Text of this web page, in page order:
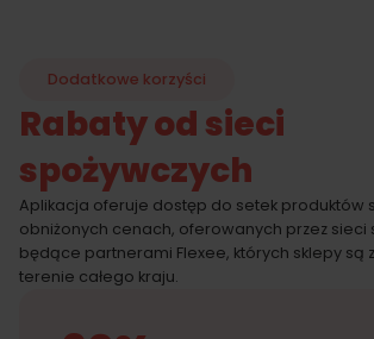
Dodatkowe korzyści
Rabaty od sieci
spożywczych
Aplikacja oferuje dostęp do setek produktów
obniżonych cenach, oferowanych przez sieci
będące partnerami Flexee, których sklepy są
terenie całego kraju.